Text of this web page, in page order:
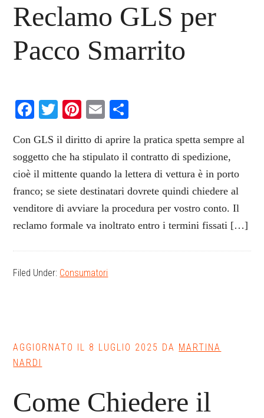
Reclamo GLS per
Pacco Smarrito
Facebook
TwitterPinterest
Email
Con GLS il diritto di aprire la pratica spetta sempre al
soggetto che ha stipulato il contratto di spedizione,
cioè il mittente quando la lettera di vettura è in porto
franco; se siete destinatari dovrete quindi chiedere al
venditore di avviare la procedura per vostro conto. Il
reclamo formale va inoltrato entro i termini fissati […]
Filed Under: Consumatori
AGGIORNATO IL 8 LUGLIO 2025 DA MARTINA
NARDI
Come Chiedere il